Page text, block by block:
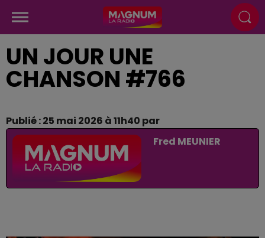
UN JOUR UNE
CHANSON #766
Publié : 25 mai 2026 à 11h40 par
Fred MEUNIER